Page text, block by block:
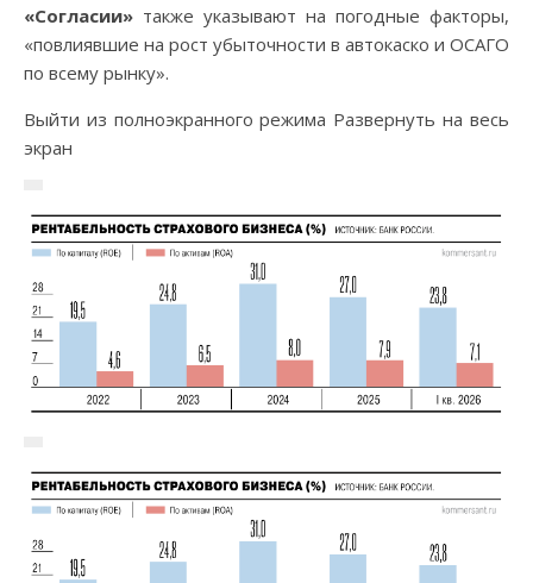
«Согласии» также указывают на погодные факторы,
«повлиявшие на рост убыточности в автокаско и ОСАГО
по всему рынку».
Выйти из полноэкранного режима Развернуть на весь
экран